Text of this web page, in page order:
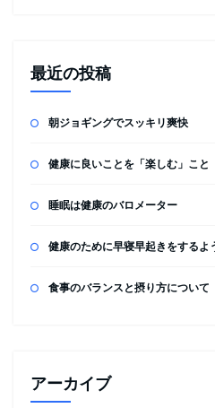
最近の投稿
朝ジョギングでスッキリ爽快
健康に良いことを「楽しむ」こと
睡眠は健康のバロメーター
健康のために早寝早起きをするよ
食事のバランスと摂り方について
アーカイブ